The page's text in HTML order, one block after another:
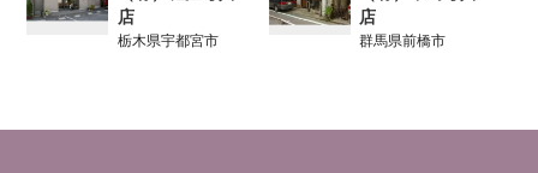
店
栃木県宇都宮市
店
群馬県前橋市